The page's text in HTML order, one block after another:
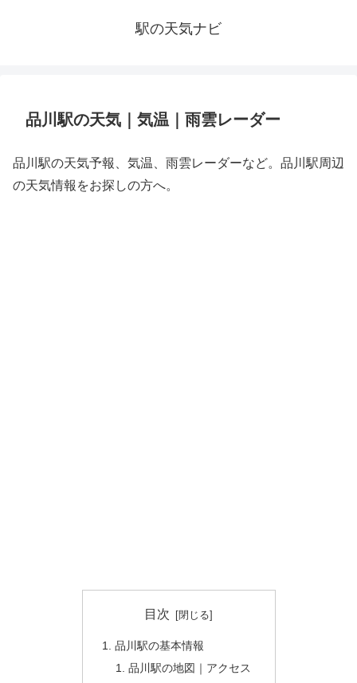
駅の天気ナビ
品川駅の天気｜気温｜雨雲レーダー
品川駅の天気予報、気温、雨雲レーダーなど。品川駅周辺
の天気情報をお探しの方へ。
目次
品川駅の基本情報
品川駅の地図｜アクセス